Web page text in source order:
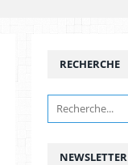
NEWSLETTER
RECHERCHE